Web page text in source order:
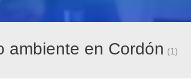
ambiente en Cordón (1)